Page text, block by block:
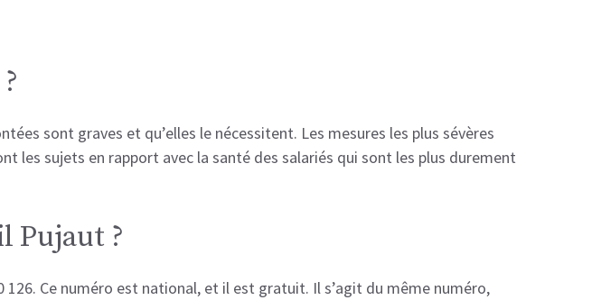
sont graves et qu’elles le nécessitent. Les mesures les plus sévères
les sujets en rapport avec la santé des salariés qui sont les plus durement
Pujaut ?
Ce numéro est national, et il est gratuit. Il s’agit du même numéro,